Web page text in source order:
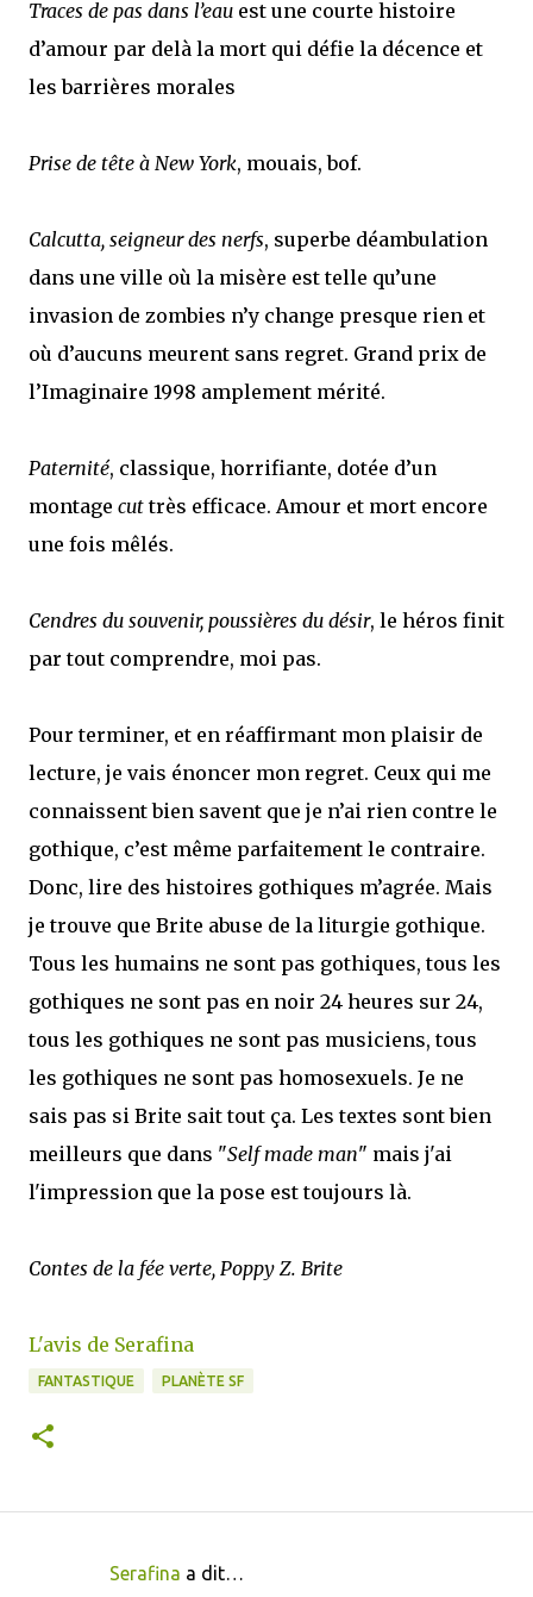
Traces de pas dans l’eau est une courte histoire
d’amour par delà la mort qui défie la décence et
les barrières morales
Prise de tête à New York, mouais, bof.
Calcutta, seigneur des nerfs, superbe déambulation
dans une ville où la misère est telle qu’une
invasion de zombies n’y change presque rien et
où d’aucuns meurent sans regret. Grand prix de
l’Imaginaire 1998 amplement mérité.
Paternité, classique, horrifiante, dotée d’un
montage cuttrès efficace. Amour et mort encore
une fois mêlés.
Cendres du souvenir, poussières du désir, le héros finit
par tout comprendre, moi pas.
Pour terminer, et en réaffirmant mon plaisir de
lecture, je vais énoncer mon regret. Ceux qui me
connaissent bien savent que je n’ai rien contre le
gothique, c’est même parfaitement le contraire.
Donc, lire des histoires gothiques m’agrée. Mais
je trouve que Brite abuse de la liturgie gothique.
Tous les humains ne sont pas gothiques, tous les
gothiques ne sont pas en noir 24 heures sur 24,
tous les gothiques ne sont pas musiciens, tous
les gothiques ne sont pas homosexuels. Je ne
sais pas si Brite sait tout ça. Les textes sont bien
meilleurs que dans "Self made man" mais j'ai
l'impression que la pose est toujours là.
Contes de la fée verte, Poppy Z. Brite
L'avis de Serafina
FANTASTIQUE PLANÈTE SF
Serafina a dit…